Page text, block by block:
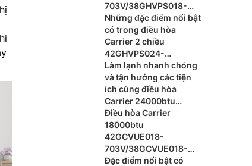
703V/38GHVPS018-
703V
Những đặc điểm nổi bật
có trong điều hòa
Carrier 2 chiều
42GHVPS024-
703V/38GHVPS024-
703V
Làm lạnh nhanh chóng
và tận hưởng các tiện
ích cùng điều hòa
Carrier 24000btu
42GCVUE024-
703V/38GCVUE024-
703V
Điều hòa Carrier
18000btu
42GCVUE018-
703V/38GCVUE018-
703V đem lại không gian
Đặc điểm nổi bật có